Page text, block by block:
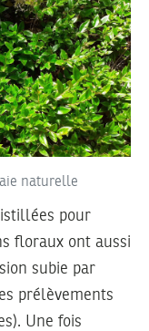
naturelle
pour
floraux ont aussi
subie par
prélèvements
Une fois